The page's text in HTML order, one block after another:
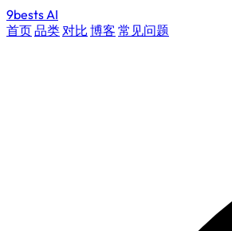
9bestsAI
首页品类对比 博客 常见问题